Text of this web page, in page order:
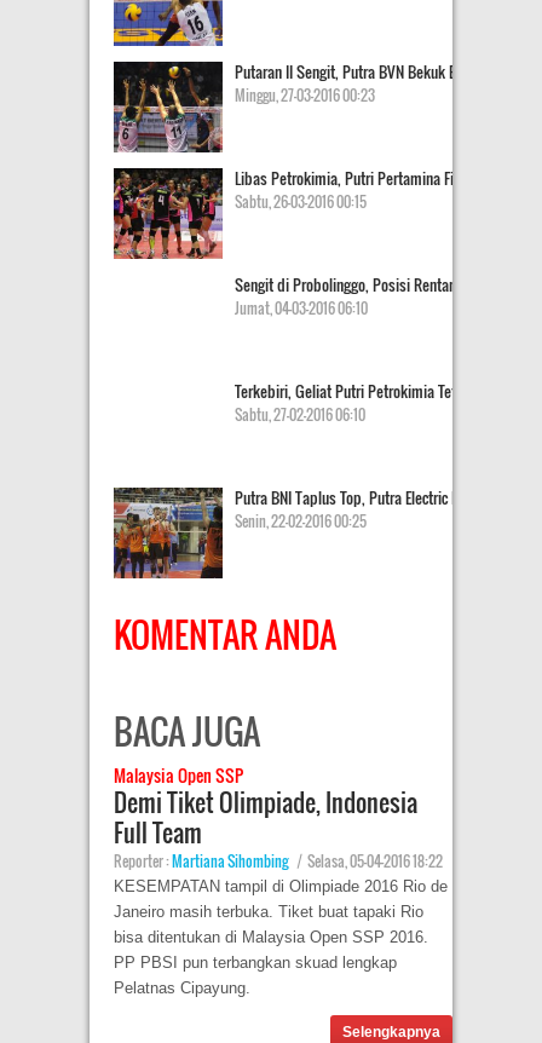
Putaran II Sengit, Putra BVN Bekuk Electric
Minggu, 27-03-2016 00:23
Libas Petrokimia, Putri Pertamina Final Four
Sabtu, 26-03-2016 00:15
Sengit di Probolinggo, Posisi Rentan Berubah
Jumat, 04-03-2016 06:10
Terkebiri, Geliat Putri Petrokimia Tetap Dipuji
Sabtu, 27-02-2016 06:10
Putra BNI Taplus Top, Putra Electric Bangkit
Senin, 22-02-2016 00:25
KOMENTAR ANDA
BACA JUGA
Malaysia Open SSP
Demi Tiket Olimpiade, Indonesia
Full Team
Reporter :Martiana Sihombing | Selasa, 05-04-2016 18:22
KESEMPATAN tampil di Olimpiade 2016 Rio de
Janeiro masih terbuka. Tiket buat tapaki Rio
bisa ditentukan di Malaysia Open SSP 2016.
PP PBSI pun terbangkan skuad lengkap
Pelatnas Cipayung.
Selengkapnya